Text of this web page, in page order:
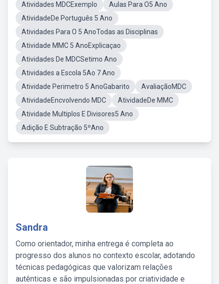
Atividades MDCExemplo
Aulas Para O5 Ano
AtividadeDe Português 5 Ano
Atividades Para O 5 AnoTodas as Disciplinas
Atividade MMC 5 AnoExplicaçao
Atividades De MDCSetimo Ano
Atividades a Escola 5Ao 7 Ano
Atividade Perimetro 5 AnoGabarito
AvaliaçãoMDC
AtividadeEncvolvendo MDC
AtividadeDe MMC
Atividade Multiplos E Divisores5 Ano
Adição E Subtração 5ºAno
Sandra
Como orientador, minha entrega é completa ao
progresso dos alunos no contexto escolar, adotando
técnicas pedagógicas que valorizam relações
autênticas e são impulsionadas por criatividade e